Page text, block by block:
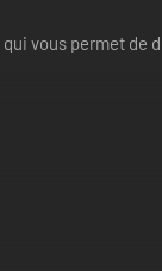
vous permet de